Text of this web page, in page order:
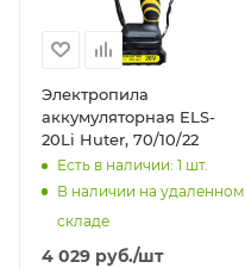
Электропила
аккумуляторная ELS-
20Li Huter, 70/10/22
Есть в наличии: 1 шт.
В наличии на удаленном
складе
4 029 руб./шт